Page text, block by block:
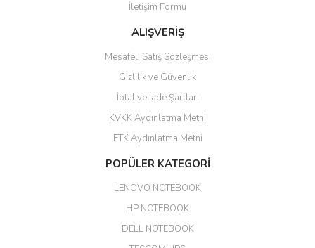
İletişim Formu
ALIŞVERİŞ
Mesafeli Satış Sözleşmesi
Gizlilik ve Güvenlik
İptal ve İade Şartları
KVKK Aydınlatma Metni
ETK Aydınlatma Metni
POPÜLER KATEGORİ
LENOVO NOTEBOOK
HP NOTEBOOK
DELL NOTEBOOK